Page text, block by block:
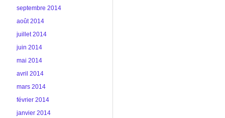
septembre 2014
août 2014
juillet 2014
juin 2014
mai 2014
avril 2014
mars 2014
février 2014
janvier 2014